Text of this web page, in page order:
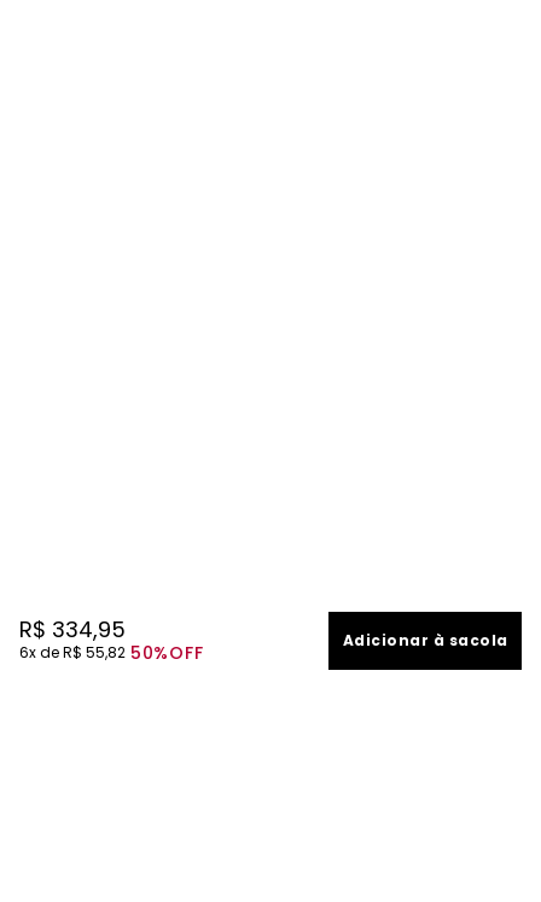
R$ 334,95
6 R$ 55,82 50%OFF
Adicionar à sacola